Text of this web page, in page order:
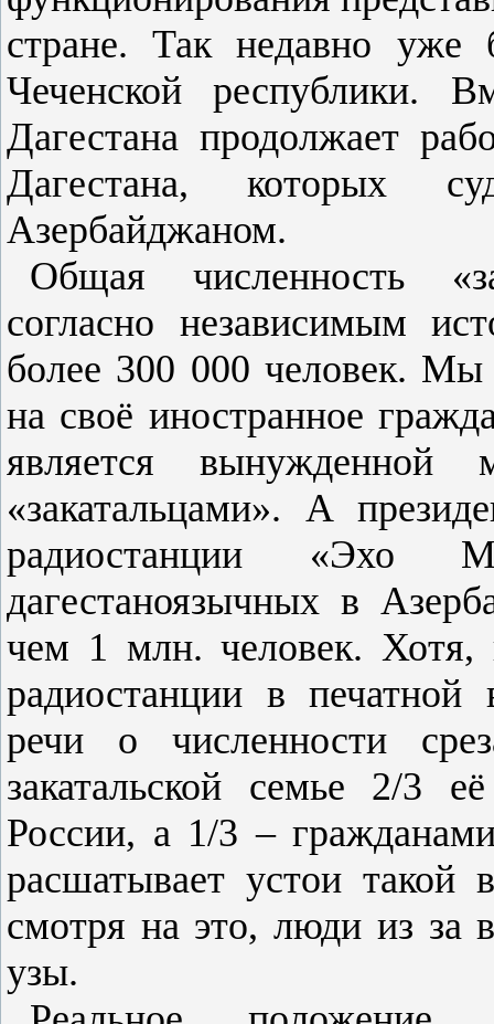
стране. Так недавно уже
Чеченской республики.
Дагестана продолжает
Дагестана, которых
Азербайджаном.
Общая численность
согласно независимым
более 300 000 человек.
на своё иностранное
является вынужденной
«закатальцами». А
радиостанции «Эхо
дагестаноязычных в
чем 1 млн. человек. Хотя,
радиостанции в печатной
речи о численности
закатальской семье 2/3
России, а 1/3 –
расшатывает устои
смотря на это, люди из за
узы.